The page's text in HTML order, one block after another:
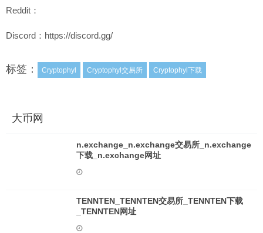
Reddit：
Discord：https://discord.gg/
标签： Cryptophyl Cryptophyl交易所 Cryptophyl下载
大币网
n.exchange_n.exchange交易所_n.exchange
下载_n.exchange网址
TENNTEN_TENNTEN交易所_TENNTEN下载
_TENNTEN网址